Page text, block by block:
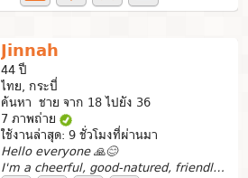
Jinnah
44 ปี
ไทย, กระบี่
ค้นหา ชาย จาก 18 ไปยัง 36
7 ภาพถ่าย
ใช้งานล่าสุด: 9 ชั่วโมงที่ผ่านมา
Hello everyone 🙏😊
I'm a cheerful, good-natured, friendly and sincere woman....